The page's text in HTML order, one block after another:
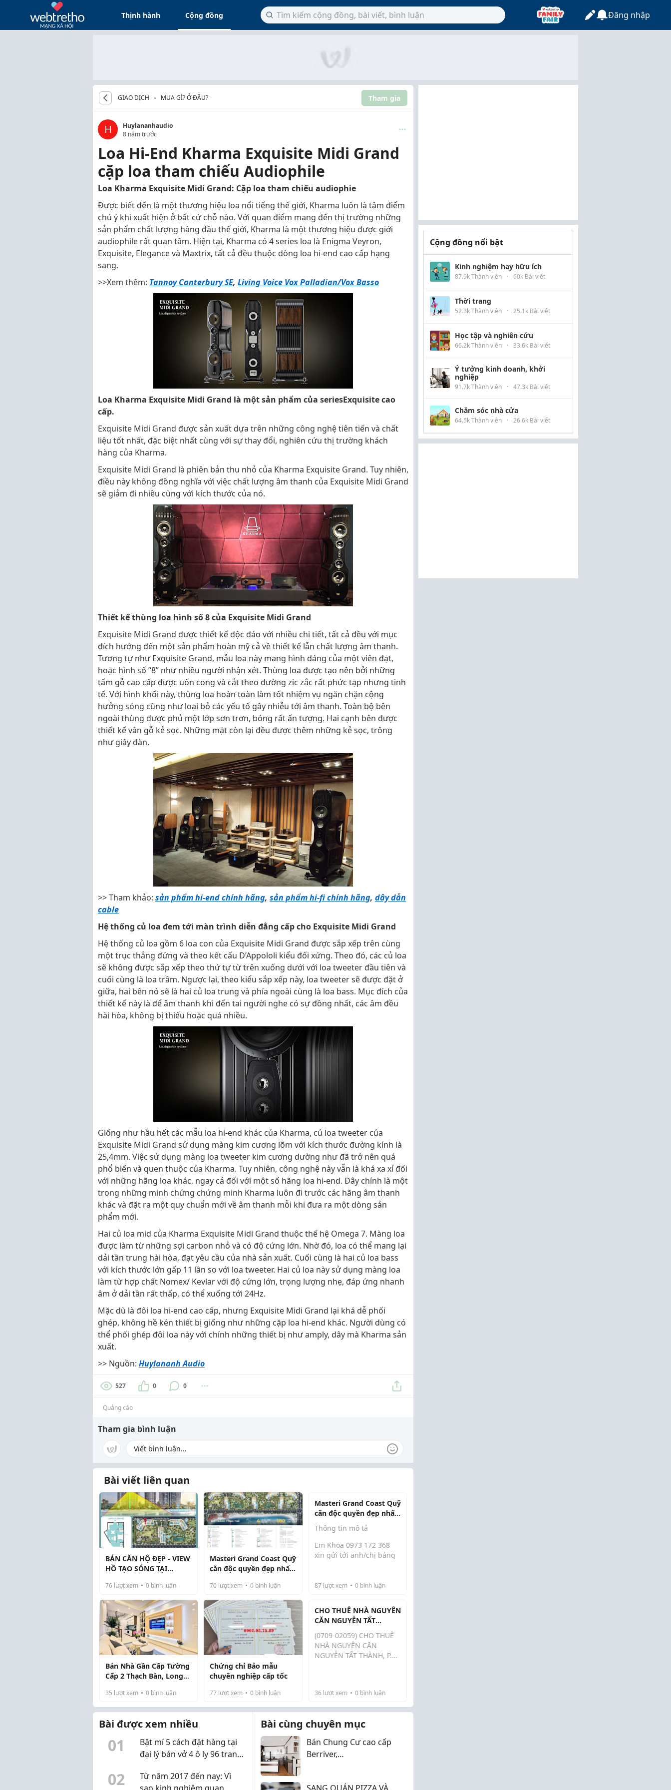
Thịnh hành Cộng đồng Đăng nhập
GIAO DỊCH MUA GÌ? Ở ĐÂU? Tham gia
H
Huylananhaudio
8 năm trước
Loa Hi-End Kharma Exquisite Midi Grand
cặp loa tham chiếu Audiophile
Loa Kharma Exquisite Midi Grand: Cặp loa tham chiếu audiophie
Được biết đến là một thương hiệu loa nổi tiếng thế giới, Kharma luôn là tâm điểm
chú ý khi xuất hiện ở bất cứ chỗ nào. Với quan điểm mang đến thị trường những
sản phẩm chất lượng hàng đầu thế giới, Kharma là một thương hiệu được giới
audiophile rất quan tâm. Hiện tại, Kharma có 4 series loa là Enigma Veyron,
Exquisite, Elegance và Maxtrix, tất cả đều thuộc dòng loa hi-end cao cấp hạng
sang.
>>Xem thêm: Tannoy Canterbury SE, Living Voice Vox Palladian/Vox Basso
Loa Kharma Exquisite Midi Grand là một sản phẩm của seriesExquisite cao
cấp.
Exquisite Midi Grand được sản xuất dựa trên những công nghệ tiên tiến và chất
liệu tốt nhất, đặc biệt nhất cùng với sự thay đổi, nghiên cứu thị trường khách
hàng của Kharma.
Exquisite Midi Grand là phiên bản thu nhỏ của Kharma Exquisite Grand. Tuy nhiên,
điều này không đồng nghĩa với việc chất lượng âm thanh của Exquisite Midi Grand
sẽ giảm đi nhiều cùng với kích thước của nó.
Thiết kế thùng loa hình số 8 của Exquisite Midi Grand
Exquisite Midi Grand được thiết kế độc đáo với nhiều chi tiết, tất cả đều với mục
đích hướng đến một sản phẩm hoàn mỹ cả về thiết kế lẫn chất lượng âm thanh.
Tương tự như Exquisite Grand, mẫu loa này mang hình dáng của một viên đạt,
hoặc hình số “8” như nhiều người nhận xét. Thùng loa được tạo nên bởi những
tấm gỗ cao cấp được uốn cong và cắt theo đường zic zắc rất phức tạp nhưng tinh
tế. Với hình khối này, thùng loa hoàn toàn làm tốt nhiệm vụ ngăn chặn cộng
hưởng sóng cũng như loại bỏ các yếu tố gây nhiễu tới âm thanh. Toàn bộ bên
ngoài thùng được phủ một lớp sơn trơn, bóng rất ấn tượng. Hai cạnh bên được
thiết kế vân gỗ kẻ sọc. Những mặt còn lại đều được thêm những kẻ sọc, trông
như giây đàn.
>> Tham khảo: sản phẩm hi-end chính hãng, sản phẩm hi-fi chính hãng, dây dẫn
cable
Hệ thống củ loa đem tới màn trình diễn đẳng cấp cho Exquisite Midi Grand
Hệ thống củ loa gồm 6 loa con của Exquisite Midi Grand được sắp xếp trên cùng
một trục thẳng đứng và theo kết cấu D’Appololi kiểu đối xứng. Theo đó, các củ loa
sẽ không được sắp xếp theo thứ tự từ trên xuống dưới với loa tweeter đầu tiên và
cuối cùng là loa trầm. Ngược lại, theo kiểu sắp xếp này, loa tweeter sẽ được đặt ở
giữa, hai bên nó sẽ là hai củ loa trung và phía ngoài cùng là loa bass. Mục đích của
thiết kế này là để âm thanh khi đến tai người nghe có sự đồng nhất, các âm đều
hài hòa, không bị thiếu hoặc quá nhiều.
Giống như hầu hết các mẫu loa hi-end khác của Kharma, củ loa tweeter của
Exquisite Midi Grand sử dụng màng kim cương lõm với kích thước đường kính là
25,4mm. Việc sử dụng màng loa tweeter kim cương dường như đã trở nên quá
phổ biến và quen thuộc của Kharma. Tuy nhiên, công nghệ này vẫn là khá xa xỉ đối
với những hãng loa khác, ngay cả đối với một số hãng loa hi-end. Đây chính là một
trong những minh chứng chứng minh Kharma luôn đi trước các hãng âm thanh
khác và đặt ra một quy chuẩn mới về âm thanh mỗi khi đưa ra một dòng sản
phẩm mới.
Hai củ loa mid của Kharma Exquisite Midi Grand thuộc thế hệ Omega 7. Màng loa
được làm từ những sợi carbon nhỏ và có độ cứng lớn. Nhờ đó, loa có thể mang lại
dải tần trung hài hòa, đạt yêu cầu của nhà sản xuất. Cuối cùng là hai củ loa bass
với kích thước lớn gấp 11 lần so với loa tweeter. Hai củ loa này sử dụng màng loa
làm từ hợp chất Nomex/ Kevlar với độ cứng lớn, trọng lượng nhẹ, đáp ứng nhanh
âm ở dải tần rất thấp, có thể xuống tới 24Hz.
Mặc dù là đôi loa hi-end cao cấp, nhưng Exquisite Midi Grand lại khá dễ phối
ghép, không hề kén thiết bị giống như những cặp loa hi-end khác. Người dùng có
thể phối ghép đôi loa này với chính những thiết bị như amply, dây mà Kharma sản
xuất.
>> Nguồn: Huylananh Audio
527 0 0
Quảng cáo
Tham gia bình luận
Bài viết liên quan
BÁN CĂN HỘ ĐẸP - VIEW
HỒ TẠO SÓNG TẠI
76 lượt xem 0 bình luận
Masteri Grand Coast Quỹ
căn độc quyền đẹp nhất
cảnh giá chỉ 58tr/m2
70 lượt xem 0 bình luận
Masteri Grand Coast Quỹ
căn độc quyền đẹp nhất
dự án View Biển Hồ toàn
cảnh giá chỉ 58tr/m2
Thông tin mô tả
Em Khoa 0973 172 368
xin gửi tới anh/chị bảng
Grand Coast.
trực tiếp với Chủ đầu tư,
đi kèm chính sách bán
hàng cực kỳ...
87lượt xem 0bình luận
Bán Nhà Gần Cấp Tường
Cấp 2 Thạch Bàn, Long
35 lượt xem 0 bình luận
Chứng chỉ Bảo mẫu
chuyên nghiệp cấp tốc
77 lượt xem 0 bình luận
CHO THUÊ NHÀ NGUYÊN
CĂN NGUYỄN TẤT
THÀNH, P. XÓM CHIẾU
(Q.4 CŨ) GIÁ 4 TRIỆU.
(0709-02059) CHO THUÊ
NHÀ NGUYÊN CĂN
NGUYỄN TẤT THÀNH, P.
PHÚT.- Cách đại học Luật,
đại học Nguyễn Tất
Thành chỉ từ 5 phút.-
Cách phố đi b...
36lượt xem 0bình luận
Bài được xem nhiều
01
Bật mí 5 cách đặt hàng tại
đại lý bán vở 4 ô ly 96 trang
02
Từ năm 2017 đến nay: Vì
Bài cùng chuyên mục
Bán Chung Cư cao cấp
Berriver,
Cộng đồng nổi bật
Kinh nghiệm hay hữu ích
87.9k Thành viên · 60k Bài viết
Thời trang
52.3k Thành viên · 25.1k Bài viết
Học tập và nghiên cứu
66.2k Thành viên · 33.6k Bài viết
Ý tưởng kinh doanh, khởi
nghiệp
91.7k Thành viên · 47.3k Bài viết
Chăm sóc nhà cửa
64.5k Thành viên · 26.6k Bài viết